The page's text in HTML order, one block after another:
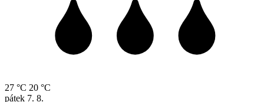
27 °C 20 °C
pátek 7. 8.